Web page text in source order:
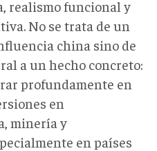
realismo funcional y
No se trata de un
china sino de
a un hecho concreto:
profundamente en
en
minería y
en países